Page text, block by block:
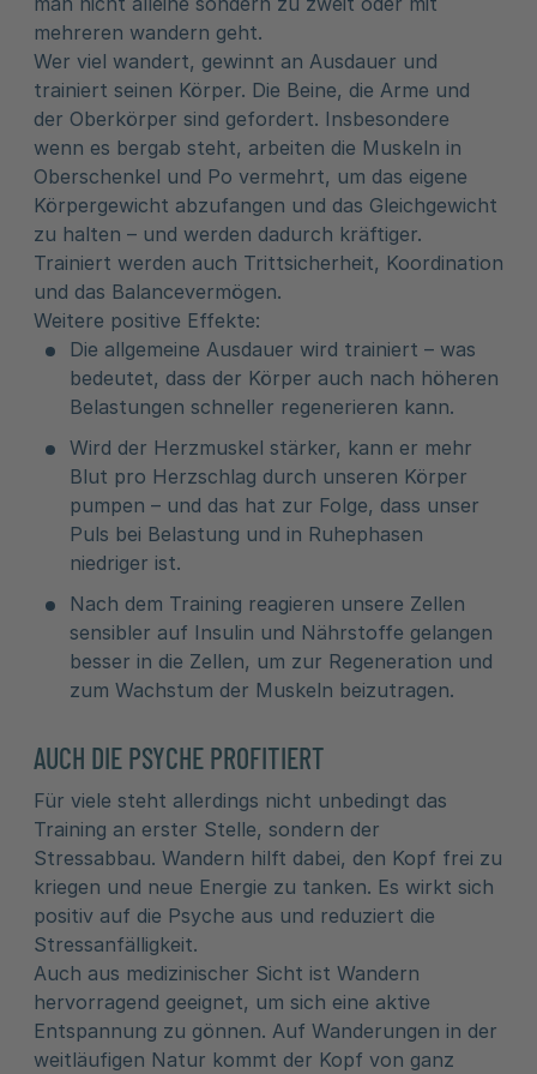
mehreren wandern geht.
Wer viel wandert, gewinnt an Ausdauer und
trainiert seinen Körper. Die Beine, die Arme und
der Oberkörper sind gefordert. Insbesondere
wenn es bergab steht, arbeiten die Muskeln in
Oberschenkel und Po vermehrt, um das eigene
Körpergewicht abzufangen und das Gleichgewicht
zu halten – und werden dadurch kräftiger.
Trainiert werden auch Trittsicherheit, Koordination
und das Balancevermögen.
Weitere positive Effekte:
Die allgemeine Ausdauer wird trainiert – was
bedeutet, dass der Körper auch nach höheren
Belastungen schneller regenerieren kann.
Wird der Herzmuskel stärker, kann er mehr
Blut pro Herzschlag durch unseren Körper
pumpen – und das hat zur Folge, dass unser
Puls bei Belastung und in Ruhephasen
niedriger ist.
Nach dem Training reagieren unsere Zellen
sensibler auf Insulin und Nährstoffe gelangen
besser in die Zellen, um zur Regeneration und
zum Wachstum der Muskeln beizutragen.
AUCH DIE PSYCHE PROFITIERT
Für viele steht allerdings nicht unbedingt das
Training an erster Stelle, sondern der
Stressabbau. Wandern hilft dabei, den Kopf frei zu
kriegen und neue Energie zu tanken. Es wirkt sich
positiv auf die Psyche aus und reduziert die
Stressanfälligkeit.
Auch aus medizinischer Sicht ist Wandern
hervorragend geeignet, um sich eine aktive
Entspannung zu gönnen. Auf Wanderungen in der
weitläufigen Natur kommt der Kopf von ganz